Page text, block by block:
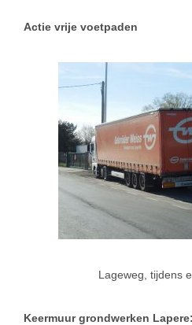
Actie vrije voetpaden
Lageweg, tijdens
Keermuur grondwerken